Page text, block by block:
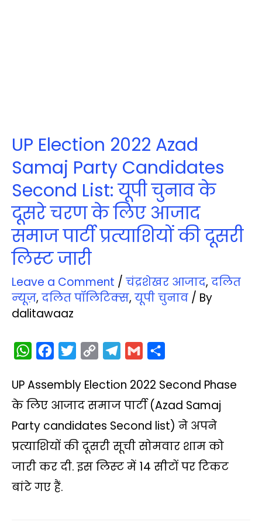
UP Election 2022 Azad
Samaj Party Candidates
Second List: यूपी चुनाव के
दूसरे चरण के लिए आजाद
समाज पार्टी प्रत्‍याशियों की दूसरी
लिस्‍ट जारी
Leave a Comment / चंद्रशेखर आजाद, दलित
न्‍यूज़, दलित पॉलिटिक्‍स, यूपी चुनाव / By
dalitawaaz
W
a
t
s
A
p
c
e
b
o
k
i
t
t
e
p
y
L
k
l
e
g
a
m
a
i
l
a
r
e
UP Assembly Election 2022 Second Phase
के लिए आजाद समाज पार्टी (Azad Samaj
Party candidates Second list) ने अपने
प्रत्याशियों की दूसरी सूची सोमवार शाम को
जारी कर दी. इस लिस्‍ट में 14 सीटों पर टिकट
बांटे गए हैं.